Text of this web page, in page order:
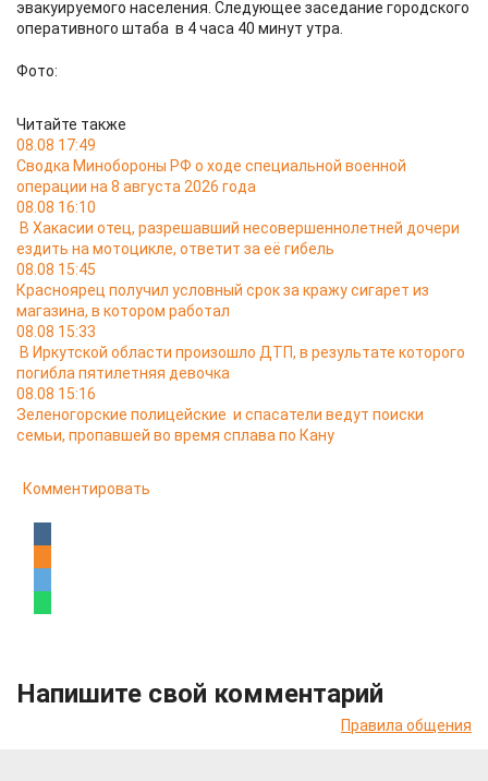
эвакуируемого населения. Следующее заседание городского
оперативного штаба в 4 часа 40 минут утра.
Фото:
Читайте также
08.08 17:49
Сводка Минобороны РФ о ходе специальной военной
операции на 8 августа 2026 года
08.08 16:10
В Хакасии отец, разрешавший несовершеннолетней дочери
ездить на мотоцикле, ответит за её гибель
08.08 15:45
Красноярец получил условный срок за кражу сигарет из
магазина, в котором работал
08.08 15:33
В Иркутской области произошло ДТП, в результате которого
погибла пятилетняя девочка
08.08 15:16
Зеленогорские полицейские и спасатели ведут поиски
семьи, пропавшей во время сплава по Кану
Комментировать
Напишите свой комментарий
Правила общения